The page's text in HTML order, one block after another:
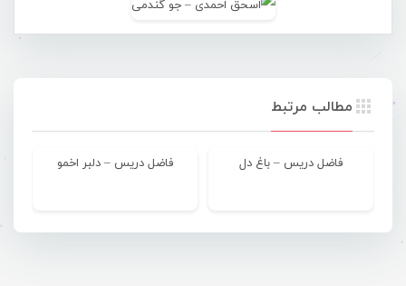
مطالب مرتبط
فاضل دریس – باغ دل فاضل دریس – دلبر اخمو